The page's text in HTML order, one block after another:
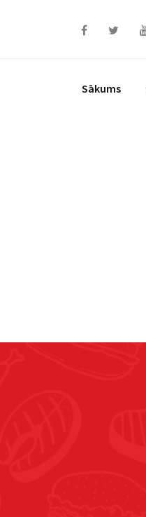
Sākums